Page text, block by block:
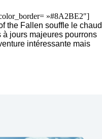
»#8A2BE2″]
the Fallen souffle le chaud
jours majeures pourrons
intéressante mais